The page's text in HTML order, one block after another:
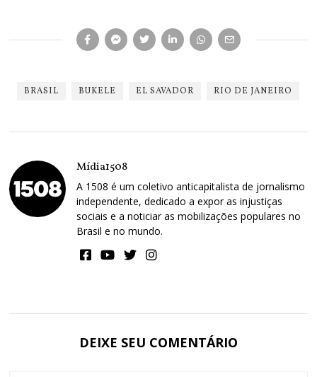
BRASIL BUKELE EL SAVADOR RIO DE JANEIRO
Mídia1508
A 1508 é um coletivo anticapitalista de jornalismo
independente, dedicado a expor as injustiças
sociais e a noticiar as mobilizações populares no
Brasil e no mundo.
DEIXE SEU COMENTÁRIO